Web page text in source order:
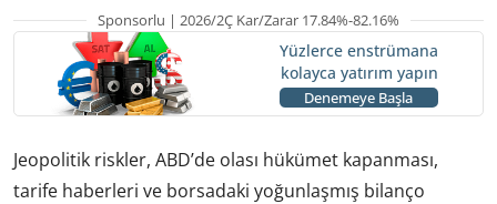
Sponsorlu | 2026/2Ç Kar/Zarar 17.84%-82.16%
Yüzlerce enstrümana
kolayca yatırım yapın
Denemeye Başla
Jeopolitik riskler, ABD’de olası hükümet kapanması,
tarife haberleri ve borsadaki yoğunlaşmış bilanço